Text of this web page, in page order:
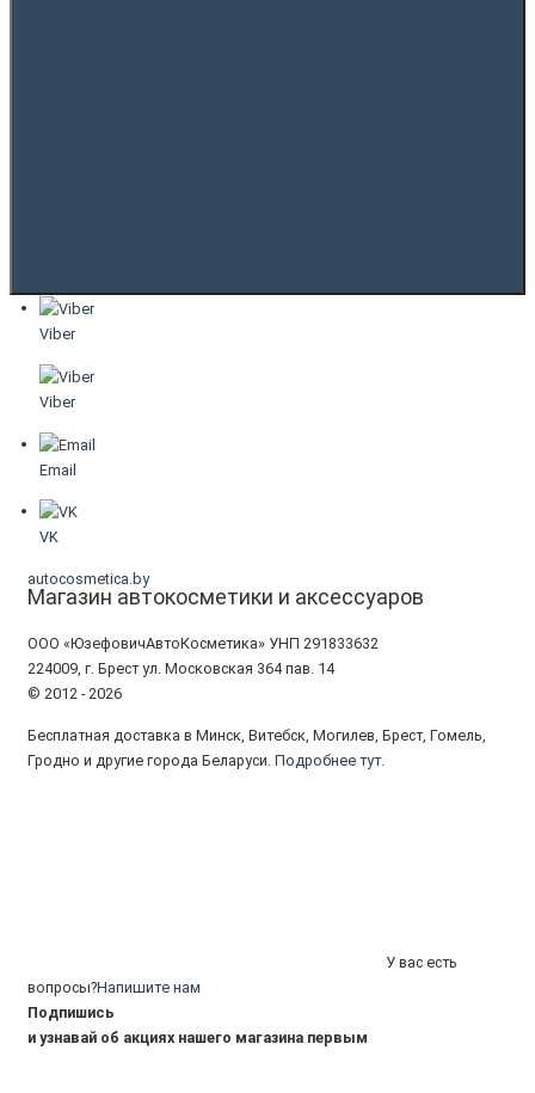
Viber
Viber
Email
VK
autocosmetica.by
Магазин автокосметики и аксессуаров
ООО «ЮзефовичАвтоКосметика» УНП 291833632
224009, г. Брест ул. Московская 364 пав. 14
© 2012 - 2026
Бесплатная доставка в Минск, Витебск, Могилев, Брест, Гомель,
Гродно и другие города Беларуси. Подробнее тут.
У вас есть
вопросы?Напишите нам
Подпишись
и узнавай об акциях нашего магазина первым